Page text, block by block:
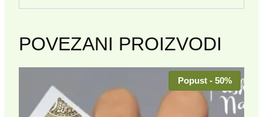
POVEZANI PROIZVODI
Popust - 50%